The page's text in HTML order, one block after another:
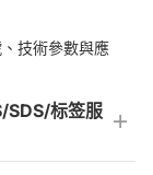
技術參數與應
SDS/标签服